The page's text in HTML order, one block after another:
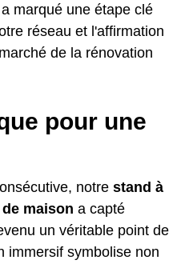
marqué une étape clé
réseau et l'affirmation
de la rénovation
pour une
notre stand à
maison a capté
un véritable point de
immersif symbolise non